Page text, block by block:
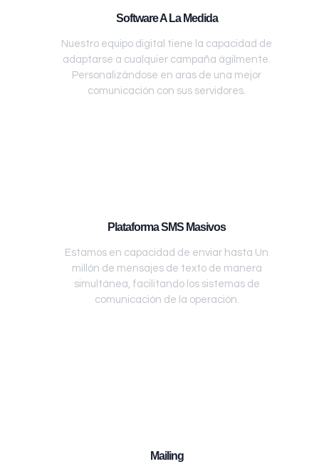
Software A La Medida
Nuestro equipo digital tiene la capacidad de
adaptarse a cualquier campaña ágilmente.
Personalizándose en aras de una mejor
comunicación con sus servidores.
Plataforma SMS Masivos
Estamos en capacidad de enviar hasta Un
millón de mensajes de texto de manera
simultánea, facilitando los sistemas de
comunicación de la operación.
Mailing